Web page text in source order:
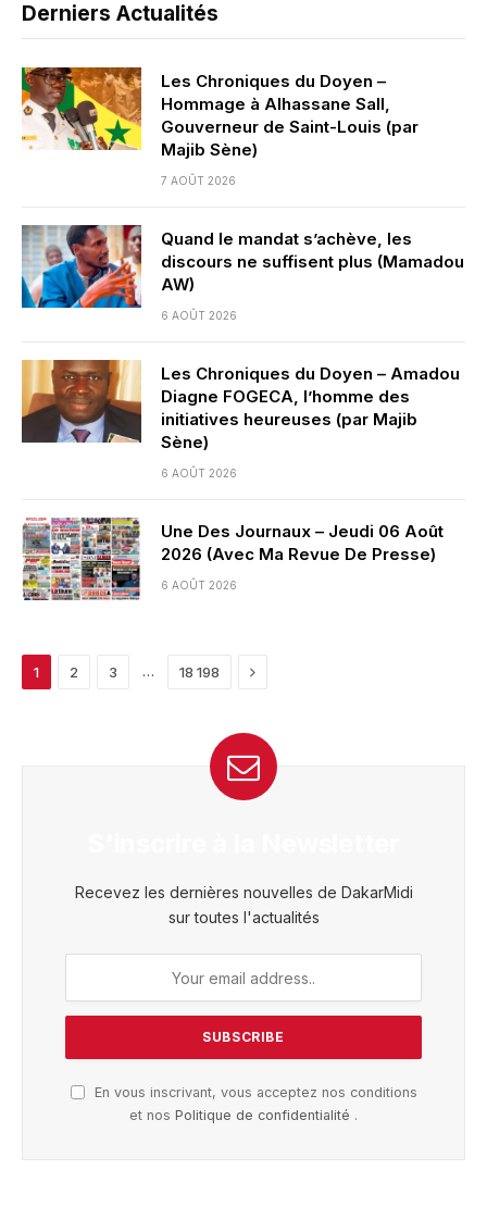
Derniers Actualités
Les Chroniques du Doyen –
Hommage à Alhassane Sall,
Gouverneur de Saint-Louis (par
Majib Sène)
7 AOÛT 2026
Quand le mandat s’achève, les
discours ne suffisent plus (Mamadou
AW)
6 AOÛT 2026
Les Chroniques du Doyen – Amadou
Diagne FOGECA, l’homme des
initiatives heureuses (par Majib
Sène)
6 AOÛT 2026
Une Des Journaux – Jeudi 06 Août
2026 (Avec Ma Revue De Presse)
6 AOÛT 2026
1 2 3 … 18 198 Next
Recevez les dernières nouvelles de DakarMidi
sur toutes l'actualités
En vous inscrivant, vous acceptez nos conditions
et nos Politique de confidentialité .